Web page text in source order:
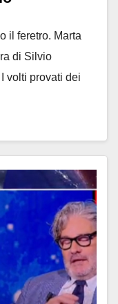
il feretro. Marta
di Silvio
volti provati dei